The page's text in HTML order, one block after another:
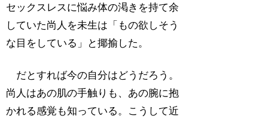
セックスレスに悩み体の渇きを持て余
していた尚人を未生は「もの欲しそう
な目をしている」と揶揄した。
だとすれば今の自分はどうだろう。
尚人はあの肌の手触りも、あの腕に抱
かれる感覚も知っている。こうして近